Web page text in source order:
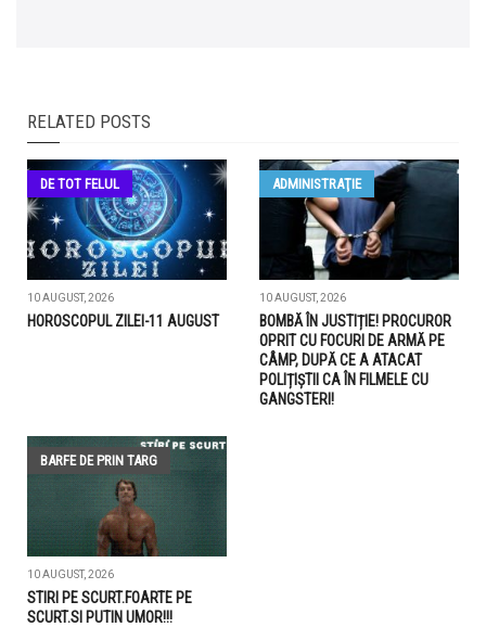
RELATED POSTS
DE TOT FELUL
10 AUGUST, 2026
HOROSCOPUL ZILEI-11 AUGUST
ADMINISTRAŢIE
10 AUGUST, 2026
BOMBĂ ÎN JUSTIȚIE! PROCUROR
OPRIT CU FOCURI DE ARMĂ PE
CÂMP, DUPĂ CE A ATACAT
POLIȚIȘTII CA ÎN FILMELE CU
GANGSTERI!
BARFE DE PRIN TARG
10 AUGUST, 2026
STIRI PE SCURT.FOARTE PE
SCURT.SI PUTIN UMOR!!!